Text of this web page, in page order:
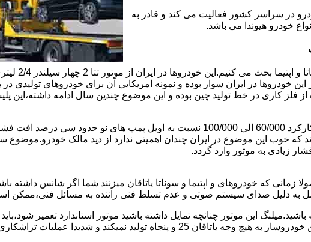
در سراسر کشور فعالیت می کند و قادر به
خودرو هیوندا می باشد.
ابتدا
در ایران سوار بوده و نمونه امریکایی آن برای خودروهای تولیدی در
از فلز کاری در خط تولید چین بوده و این موضوع چندین سال ادامه
موضوع دوم اویل پمپ ضعیف این موتور است و بعد از کارکرد 60/000 الی 100/000
که خوب این موضوع در ایران چندان اهمیتی ندارد از دید مالک
زیادی به موتور وارد گردد.
زمانی که خودروهای و اپتیما و سوناتا یاتاقان میزنند شما اگر شانس
به دلیل صدای سیستم صوتی و عدم تسلط فنی راننده به مسائل فنی،ممکن
شدیدا عملیات تراشکاری و پولیش کاری را رد و ممنوع کرده است.